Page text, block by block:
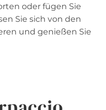
oder fügen Sie
Sie sich von den
und genießen Sie